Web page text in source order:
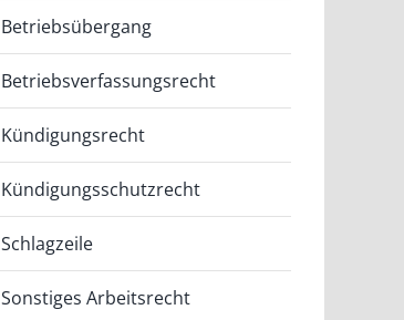
Betriebsübergang
Betriebsverfassungsrecht
Kündigungsrecht
Kündigungsschutzrecht
Schlagzeile
Sonstiges Arbeitsrecht